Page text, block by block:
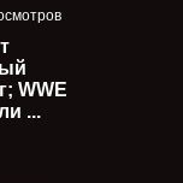
WWE
...